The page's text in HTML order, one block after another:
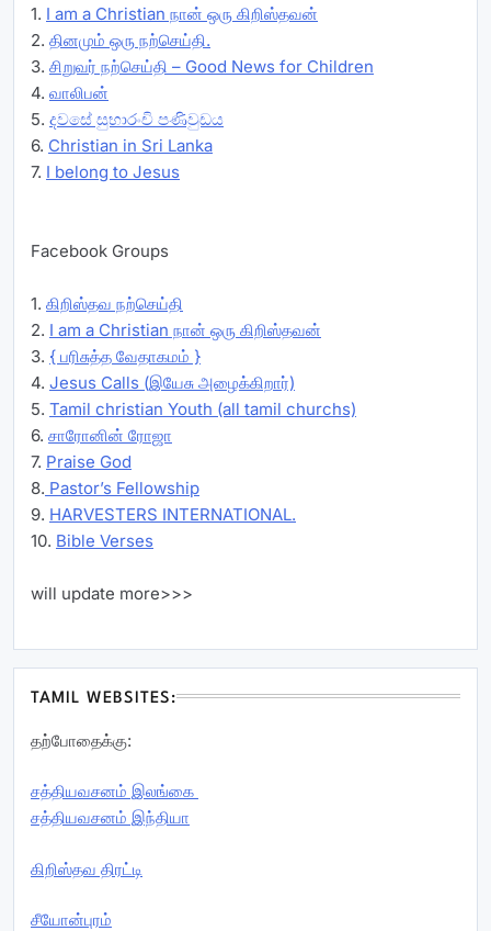
1. I am a Christian நான் ஒரு கிறிஸ்தவன்
2. தினமும் ஒரு நற்செய்தி.
3. சிறுவர் நற்செய்தி – Good News for Children
4. வாலிபன்
5. දවසේ සුභාරංචි පණිවුඩය
6. Christian in Sri Lanka
7. I belong to Jesus
Facebook Groups
1. கிறிஸ்தவ நற்செய்தி
2. I am a Christian நான் ஒரு கிறிஸ்தவன்
3. { பரிசுத்த வேதாகமம் }
4. Jesus Calls (இயேசு அழைக்கிறார்)
5. Tamil christian Youth (all tamil churchs)
6. சாரோனின் ரோஜா
7. Praise God
8. Pastor’s Fellowship
9. HARVESTERS INTERNATIONAL.
10. Bible Verses
will update more>>>
TAMIL WEBSITES:
தற்போதைக்கு:
சத்தியவசனம் இலங்கை
சத்தியவசனம் இந்தியா
கிறிஸ்தவ திரட்டி
சீயோன்புரம்